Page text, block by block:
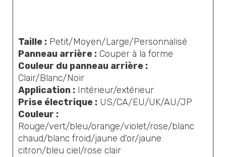
Taille : Petit/Moyen/Large/Personnalisé
Panneau arrière : Couper à la forme
Couleur du panneau arrière :
Clair/Blanc/Noir
Application : Intérieur/extérieur
Prise électrique : US/CA/EU/UK/AU/JP
Couleur :
Rouge/vert/bleu/orange/violet/rose/blanc
chaud/blanc froid/jaune d'or/jaune
citron/bleu ciel/rose clair